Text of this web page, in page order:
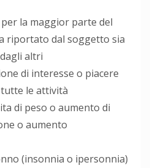
la maggior parte del
riportato dal soggetto sia
altri
di interesse o piacere
le attività
di peso o aumento di
o aumento
(insonnia o ipersonnia)